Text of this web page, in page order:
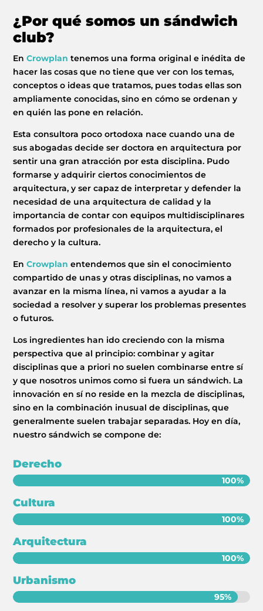
SERVIZI
PROGETTI
MARIA ANCHIETA
SPAZIO CULTURALE EL TANQUE
CONTATTO
EN NUESTROS OBJETIVOS
Digital
diDulce Xerach
¿Por qué somos un sándwich
club?
EnCrowplan tenemos una forma original e inédita de
hacer las cosas que no tiene que ver con los temas,
conceptos o ideas que tratamos, pues todas ellas son
ampliamente conocidas, sino en cómo se ordenan y
en quién las pone en relación.
Esta consultora poco ortodoxa nace cuando una de
sus abogadas decide ser doctora en arquitectura por
sentir una gran atracción por esta disciplina. Pudo
formarse y adquirir ciertos conocimientos de
arquitectura, y ser capaz de interpretar y defender la
necesidad de una arquitectura de calidad y la
importancia de contar con equipos multidisciplinares
formados por profesionales de la arquitectura, el
derecho y la cultura.
EnCrowplan entendemos que sin el conocimiento
compartido de unas y otras disciplinas, no vamos a
avanzar en la misma línea, ni vamos a ayudar a la
sociedad a resolver y superar los problemas presentes
o futuros.
Los ingredientes han ido creciendo con la misma
perspectiva que al principio: combinar y agitar
disciplinas que a priori no suelen combinarse entre sí
y que nosotros unimos como si fuera un sándwich. La
innovación en sí no reside en la mezcla de disciplinas,
sino en la combinación inusual de disciplinas, que
generalmente suelen trabajar separadas. Hoy en día,
nuestro sándwich se compone de:
Derecho
100%
100%
Cultura
100%
100%
Arquitectura
100%
100%
Urbanismo
95%
95%